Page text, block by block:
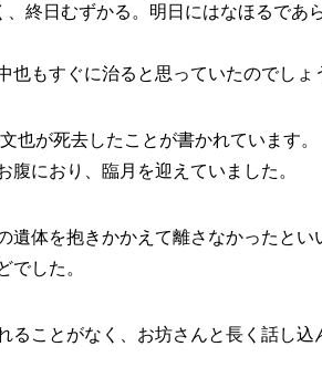
終日むずかる。明日にはなほるであ
もすぐに治ると思っていたのでしょ
也が死去したことが書かれています。
におり、臨月を迎えていました。
体を抱きかかえて離さなかったとい
でした。
ことがなく、お坊さんと長く話し